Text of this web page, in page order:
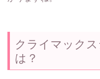
クライマック
は？